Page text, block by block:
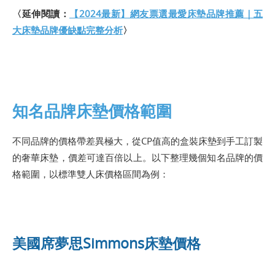
〈延伸閱讀：
【2024最新】網友票選最愛床墊品牌推薦｜五
大床墊品牌優缺點完整分析〉
知名品牌床墊價格範圍
不同品牌的價格帶差異極大，從CP值高的盒裝床墊到手工訂製
的奢華床墊，價差可達百倍以上。以下整理幾個知名品牌的價
格範圍，以標準雙人床價格區間為例：
美國席夢思Simmons床墊價格